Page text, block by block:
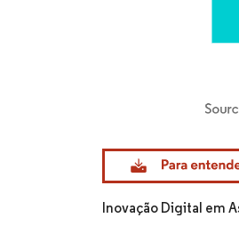
Imagem © Mordor
Inovação Digital em